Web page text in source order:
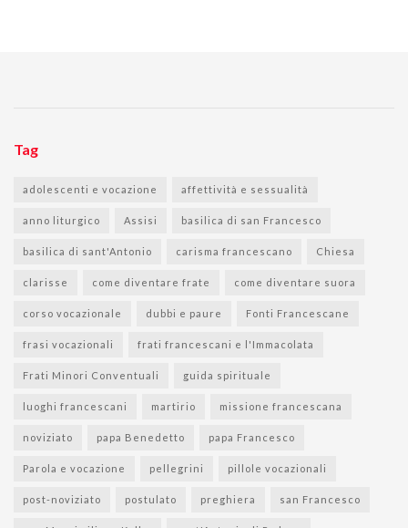
Tag
adolescenti e vocazione affettività e sessualità
anno liturgico Assisi basilica di san Francesco
basilica di sant'Antonio carisma francescano Chiesa
clarisse come diventare frate come diventare suora
corso vocazionale dubbi e paure Fonti Francescane
frasi vocazionali frati francescani e l'Immacolata
Frati Minori Conventuali guida spirituale
luoghi francescani martirio missione francescana
noviziato papa Benedetto papa Francesco
Parola e vocazione pellegrini pillole vocazionali
post-noviziato postulato preghiera san Francesco